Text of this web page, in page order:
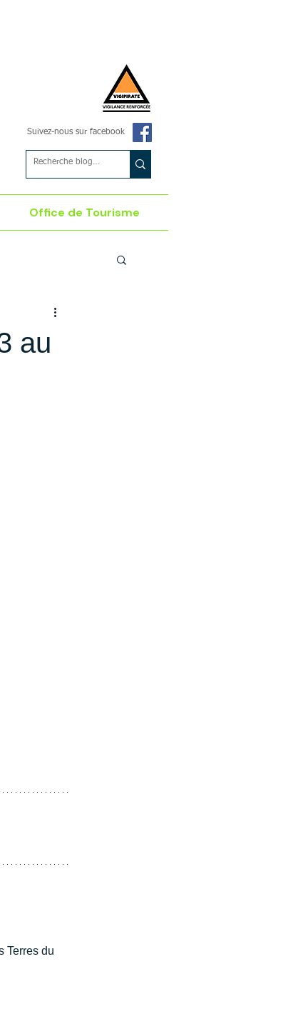
Suivez-nous sur facebook
Office de Tourisme
au
Terres du